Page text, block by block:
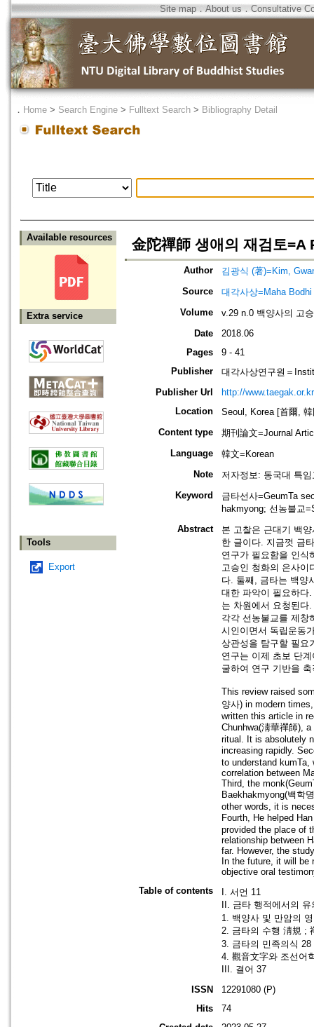
Site map．About us ． Consultative
． Home > Search Engine > Fulltext Search > Bibliography Detail
Available resources
Extra service
Tools
Export
金陀禪師 생애의 재검토
Author
김광식 (著)=Kim,
Source
대각사상=Maha
Volume
v.29 n.0 백양사의 고
Date
2018.06
Pages
9 - 41
Publisher
대각사상연구원＝
Publisher Url
http://
Location
Seoul, Korea [首爾,
Content type
期刊論文=Journal
Language
韓文=Korean
Note
저자정보: 동국대 특
Keyword
금타선사=GeumTa
hakmyong; 선농불교
Abstract
본 고찰은 근대기 백
한 글이다. 지금껏 금
연구가 필요함을 인식
고승인 청화의 은사이
다. 둘째, 금타는 백양
대한 파악이 필요하다
는 차원에서 요청된다
각각 선농불교를 제창
시인이면서 독립운동
상관성을 탐구할 필요
연구는 이제 초보 단
굴하여 연구 기반을
This review raised
양사) in modern
written this article in
Chunhwa(淸華禪師),
ritual. It is absolutely
increasing rapidly.
to understand kumTa,
correlation between
Third, the
Baekhakmyong(백학
other words, it is
Fourth, He helped
provided the place of
relationship between
far. However, the
In the future, it will
objective oral
Table of contents
I. 서언 11
II. 금타 행적에서의
1. 백양사 및 만암의
2. 금타의 수행 淸規 ;
3. 금타의 민족의식
4. 觀音文字와 조선어
III. 결어 37
ISSN
12291080 (P)
Hits
74